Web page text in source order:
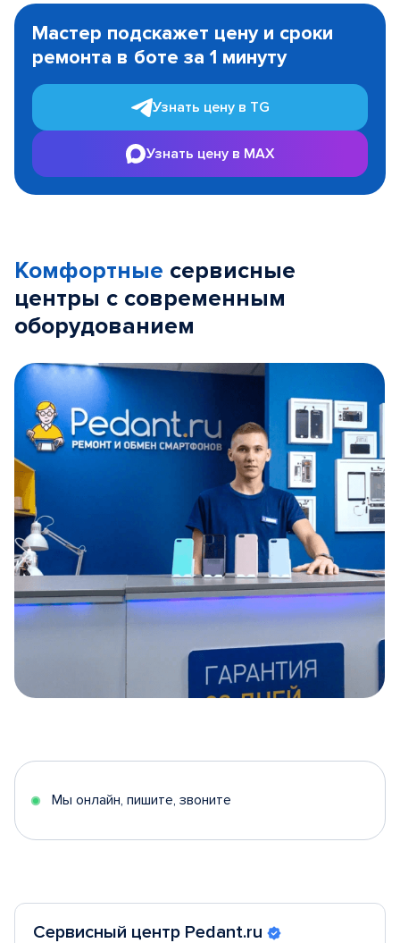
1
Мастер подскажет цену и сроки
ремонта в боте за 1 минуту
Узнать цену в TG
Узнать цену в MAX
Комфортные сервисные
центры с современным
оборудованием
5
Мы онлайн, пишите, звоните
Сервисный центр Pedant.ru